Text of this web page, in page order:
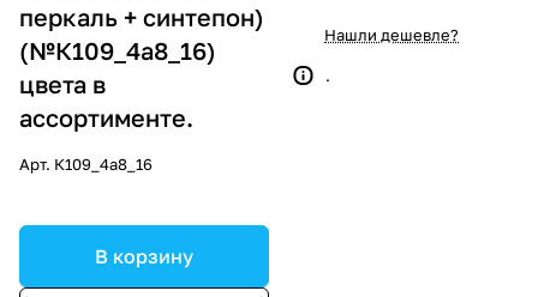
перкаль + синтепон)
(№К109_4а8_16)
цвета в
ассортименте.
Арт. К109_4а8_16
В корзину
Нашли дешевле?
.